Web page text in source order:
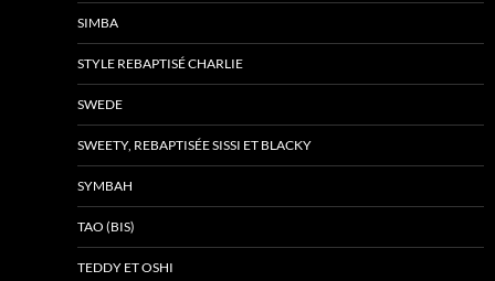
SIMBA
STYLE REBAPTISÉ CHARLIE
SWEDE
SWEETY, REBAPTISÉE SISSI ET BLACKY
SYMBAH
TAO (BIS)
TEDDY ET OSHI